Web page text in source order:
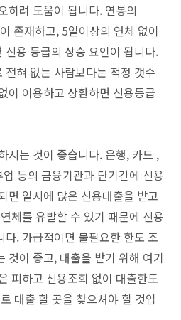
히려 도움이 됩니다. 연봉의
존재하고, 5일이상의 연체 없이
신용 등급의 상승 요인이 됩니다.
혀 없는 사람보다는 적정 갯수
이 이용하고 상환하면 신용등급
시는 것이 좋습니다. 은행, 카드 ,
등의 금융기관과 단기간에 신용
면 일시에 많은 신용대출을 받고
체를 유발할 수 있기 때문에 신용
. 가급적이면 불필요한 한도 조
것이 좋고, 대출을 받기 위해 여기
피하고 신용조회 없이 대출한도
대출 할 곳을 찾으셔야 할 것입